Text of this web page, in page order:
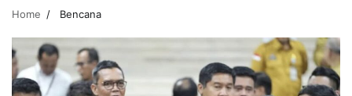
Home Bencana